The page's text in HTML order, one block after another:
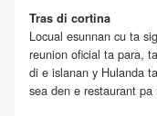
Tras di cortina
Locual esunnan cu ta
reunion oficial ta para,
di e islanan y Hulanda
sea den e restaurant